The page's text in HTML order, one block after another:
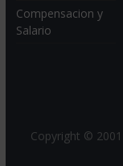
Compensacion y
Salario
Copyright ©